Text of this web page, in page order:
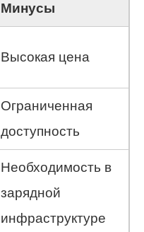
Минусы
Высокая цена
Ограниченная
доступность
Необходимость в
зарядной
инфраструктуре